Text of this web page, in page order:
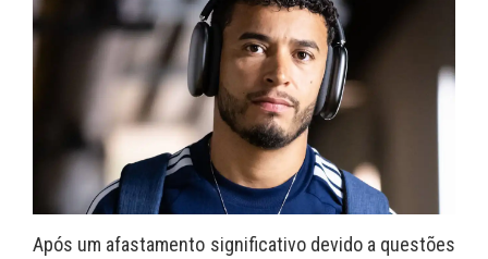
Após um afastamento significativo devido a questões